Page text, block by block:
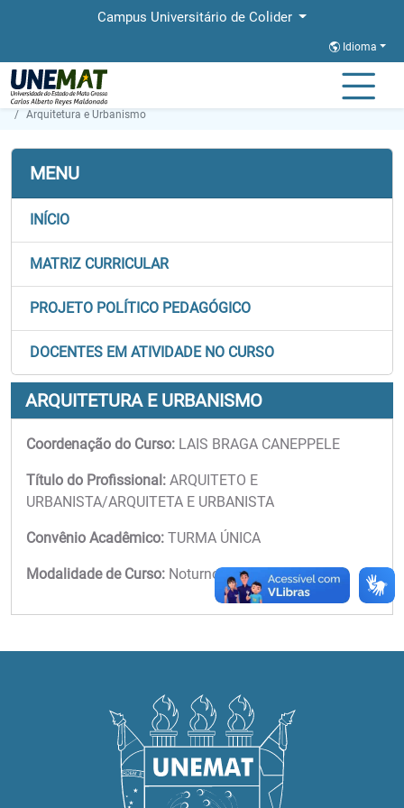
Campus Universitário de Colider
Idioma
Página Inicial
Arquitetura e Urbanismo
MENU
INÍCIO
MATRIZ CURRICULAR
PROJETO POLÍTICO PEDAGÓGICO
DOCENTES EM ATIVIDADE NO CURSO
ARQUITETURA E URBANISMO
Coordenação do Curso: LAIS BRAGA CANEPPELE
Título do Profissional: ARQUITETO E
URBANISTA/ARQUITETA E URBANISTA
Convênio Acadêmico: TURMA ÚNICA
Modalidade de Curso: Noturno